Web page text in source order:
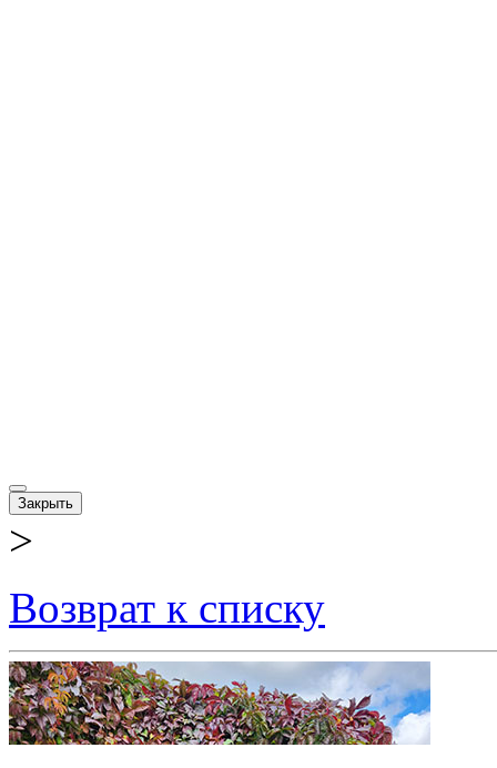
Закрыть
>
Возврат к списку